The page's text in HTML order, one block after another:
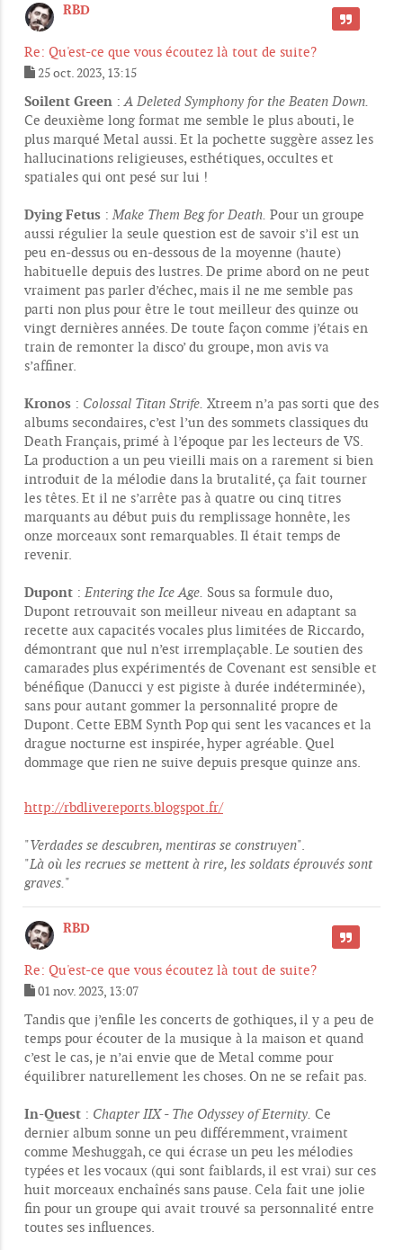
RBD
Re: Qu'est-ce que vous écoutez là tout de suite?
CITER
e
s
s
a
g
e
25 oct. 2023, 13:15
Soilent Green :A Deleted Symphony for the Beaten Down.
Ce deuxième long format me semble le plus abouti, le
plus marqué Metal aussi. Et la pochette suggère assez les
hallucinations religieuses, esthétiques, occultes et
spatiales qui ont pesé sur lui !
Dying Fetus :Make Them Beg for Death. Pour un groupe
aussi régulier la seule question est de savoir s’il est un
peu en-dessus ou en-dessous de la moyenne (haute)
habituelle depuis des lustres. De prime abord on ne peut
vraiment pas parler d’échec, mais il ne me semble pas
parti non plus pour être le tout meilleur des quinze ou
vingt dernières années. De toute façon comme j’étais en
train de remonter la disco’ du groupe, mon avis va
s’affiner.
Kronos : Colossal Titan Strife. Xtreem n’a pas sorti que des
albums secondaires, c’est l’un des sommets classiques du
Death Français, primé à l’époque par les lecteurs de VS.
La production a un peu vieilli mais on a rarement si bien
introduit de la mélodie dans la brutalité, ça fait tourner
les têtes. Et il ne s’arrête pas à quatre ou cinq titres
marquants au début puis du remplissage honnête, les
onze morceaux sont remarquables. Il était temps de
revenir.
Dupont : Entering the Ice Age. Sous sa formule duo,
Dupont retrouvait son meilleur niveau en adaptant sa
recette aux capacités vocales plus limitées de Riccardo,
démontrant que nul n’est irremplaçable. Le soutien des
camarades plus expérimentés de Covenant est sensible et
bénéfique (Danucci y est pigiste à durée indéterminée),
sans pour autant gommer la personnalité propre de
Dupont. Cette EBM Synth Pop qui sent les vacances et la
drague nocturne est inspirée, hyper agréable. Quel
dommage que rien ne suive depuis presque quinze ans.
http://rbdlivereports.blogspot.fr/
"Verdades se descubren, mentiras se construyen".
"Là où les recrues se mettent à rire, les soldats éprouvés sont
graves. "
RBD
Re: Qu'est-ce que vous écoutez là tout de suite?
CITER
e
s
s
a
g
01 nov. 2023, 13:07
Tandis que j’enfile les concerts de gothiques, il y a peu de
temps pour écouter de la musique à la maison et quand
c’est le cas, je n’ai envie que de Metal comme pour
équilibrer naturellement les choses. On ne se refait pas.
In-Quest : Chapter IIX - The Odyssey of Eternity. Ce
dernier album sonne un peu différemment, vraiment
comme Meshuggah, ce qui écrase un peu les mélodies
typées et les vocaux (qui sont faiblards, il est vrai) sur ces
huit morceaux enchaînés sans pause. Cela fait une jolie
fin pour un groupe qui avait trouvé sa personnalité entre
toutes ses influences.